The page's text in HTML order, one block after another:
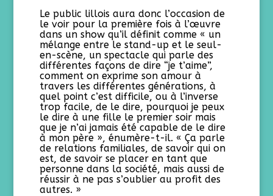
Le public lillois aura donc l’occasion de
le voir pour la première fois à l’œuvre
dans un show qu’il définit comme « un
mélange entre le stand-up et le seul-
en-scène, un spectacle qui parle des
différentes façons de dire “je t’aime”,
comment on exprime son amour à
travers les différentes générations, à
quel point c’est difficile, ou à l’inverse
trop facile, de le dire, pourquoi je peux
le dire à une fille le premier soir mais
que je n’ai jamais été capable de le dire
à mon père », énumère-t-il. « Ça parle
de relations familiales, de savoir qui on
est, de savoir se placer en tant que
personne dans la société, mais aussi de
réussir à ne pas s’oublier au profit des
autres. »